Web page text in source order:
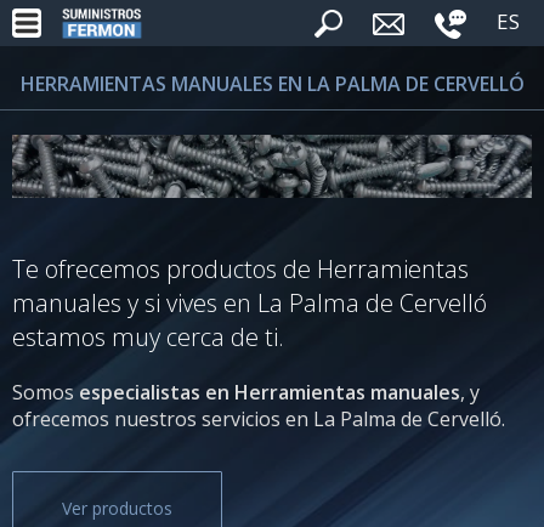
ES
HERRAMIENTAS MANUALES EN LA PALMA DE CERVELLÓ
Te ofrecemos productos de Herramientas
manuales y si vives en La Palma de Cervelló
estamos muy cerca de ti.
Somosespecialistas en Herramientas manuales, y
ofrecemos nuestros servicios en La Palma de Cervelló.
Ver productos